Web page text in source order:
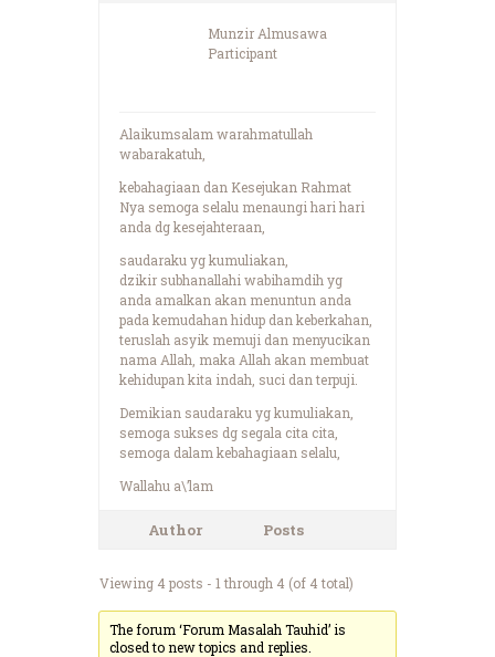
Munzir Almusawa
Participant
Alaikumsalam warahmatullah
wabarakatuh,
kebahagiaan dan Kesejukan Rahmat
Nya semoga selalu menaungi hari hari
anda dg kesejahteraan,
saudaraku yg kumuliakan,
dzikir subhanallahi wabihamdih yg
anda amalkan akan menuntun anda
pada kemudahan hidup dan keberkahan,
teruslah asyik memuji dan menyucikan
nama Allah, maka Allah akan membuat
kehidupan kita indah, suci dan terpuji.
Demikian saudaraku yg kumuliakan,
semoga sukses dg segala cita cita,
semoga dalam kebahagiaan selalu,
Wallahu a\’lam
Author Posts
Viewing 4 posts - 1 through 4 (of 4 total)
The forum ‘Forum Masalah Tauhid’ is
closed to new topics and replies.